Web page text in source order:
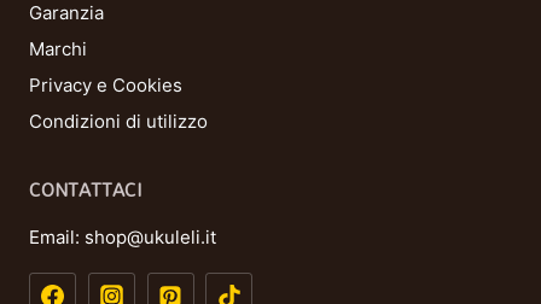
Garanzia
Marchi
Privacy e Cookies
Condizioni di utilizzo
CONTATTACI
Email: shop@ukuleli.it